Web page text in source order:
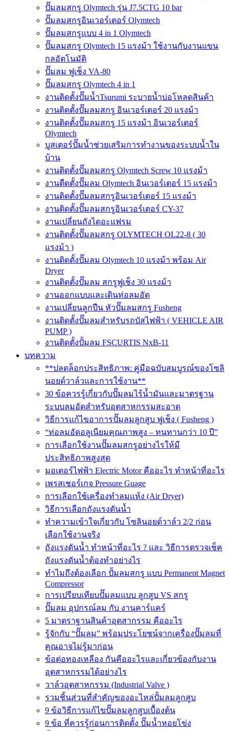
ปั๊มลมสกรู Olymtech รุ่น J7.5CTG 10 bar
ปั๊มลมสกรูอินเวอร์เตอร์ Olymtech
ปั๊มลมสกรูแบบ 4 in 1 Olymtech
ปั๊มลมสกรู Olymtech 15 แรงม้า ใช้งานกับงานแขน
กลอัตโนมัติ
ปั๊มลม ฟูเช็ง VA-80
ปั๊มลมสกรู Olymtech 4 in 1
งานติดตั้งปั๊มน้ำTsurumi ระบายน้ำบ่อโหลดสินค้า
งานติดตั้งปั๊มลมสกรู อินเวอร์เตอร์ 20 แรงม้า
งานติดตั้งปั๊มลมสกรู 15 แรงม้า อินเวอร์เตอร์
Olymtech
บูสเตอร์ปั๊มน้ำช่วยเสริมการทำงานของระบบน้ำใน
บ้าน
งานติดตั้งปั๊มลมสกรู Olymtech Screw 10 แรงม้า
งานตืดตั้งปั๊มลม Olymtech อินเวอร์เตอร์ 15 แรงม้า
งานติดตั้งปั๊มลมสกรูอินเวอร์เตอร์ 15 แรงม้า
งานติดตั้งปั๊มลมสกรูอินเวอร์เตอร์ CY-37
งานเปลี่ยนถังไดอะแฟรม
งานติดตั้งปั๊มลมสกรู OLYMTECH OL22-8 ( 30
แรงม้า )
งานติดตั้งปั๊มลม Olymtech 10 แรงม้า พร้อม Air
Dryer
งานติดตั้งปั๊มลม สกรูฟูเช็ง 30 แรงม้า
งานออกแบบและเดินท่อลมอัด
งานเปลี่ยนลูกปืน หัวปั๊มลมสกรู Fusheng
งานติดตั้งปั๊มลมสำหรับรถบัสไฟฟ้า ( VEHICLE AIR
PUMP )
งานติดตั้งปั้มลม FSCURTIS NxB-11
บทความ
**ปลดล็อกประสิทธิภาพ: คู่มือฉบับสมบูรณ์ของโซลิ
นอยด์วาล์วและการใช้งาน**
30 ข้อควรรู้เกี่ยวกับปั๊มลมไร้น้ำมันและมาตรฐาน
ระบบลมอัดสำหรับอุตสาหกรรมสะอาด
วิธีการแก้ไขอาการปั๊มลมลูกสูบ ฟูเช็ง ( Fusheng )
“ท่อลมอัดอลูเนียมคุณภาพสูง – ทนทานกว่า 10 ปี”
การเลือกใช้งานปั๊มลมสกรูอย่างไรให้มี
ประสิทธิภาพสูงสุด
มอเตอร์ไฟฟ้า Electric Motor คืออะไร ทำหน้าที่อะไร
เพรสเชอร์เกจ Pressure Guage
การเลือกใช้เครื่องทำลมแห้ง (Air Dryer)
วิธีการเลือกถังแรงดันน้ำ
ทำความเข้าใจเกี่ยวกับ โซลินอยด์วาล์ว 2/2 ก่อน
เลือกใช้งานจริง
ถังแรงดันน้ำ ทำหน้าที่อะไร ? และ วิธีการตรวจเช็ค
ถังแรงดันน้ำต้องทำอย่างไร
ทำไมถึงต้องเลือก ปั้มลมสกรู แบบ Permanent Magnet
Compressor
การเปรียบเทียบปั๊มลมแบบ ลูกสูบ VS สกรู
ปั๊มลม อุปกรณ์ลม กับ งานคาร์แคร์
5 มาตราฐานสินค้าอุตสากรรม คืออะไร
รู้จักกับ “ปั๊มลม” พร้อมประโยชน์จากเครื่องปั๊มลมที่
คุณอาจไม่รู้มาก่อน
ข้อต่อทองเหลือง กันคืออะไรและเกี่ยวข้องกับงาน
อุตสาหกรรมได้อย่างไร
วาล์วอุตสาหกรรม (Industrial Valve )
รวมชิ้นส่วนที่สำคัญของอะไหล่ปั้มลมลูกสูบ
9 ข้อวิธีการแก้ไขปั๊มลมลูกสูบเบื้องต้น
9 ข้อ ที่ควรรู้ก่อนการติดตั้ง ปั๊มน้ำหอยโข่ง